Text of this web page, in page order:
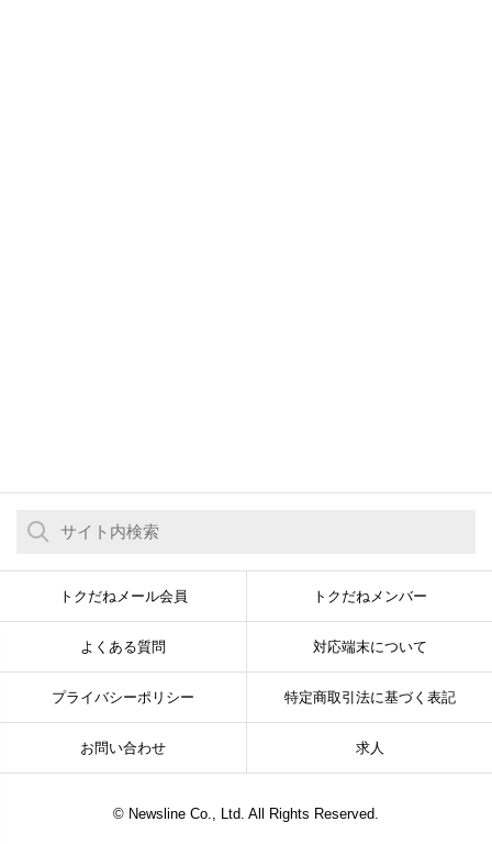
トクだねメール会員 トクだねメンバー
よくある質問 対応端末について
プライバシーポリシー 特定商取引法に基づく表記
お問い合わせ 求人
© Newsline Co., Ltd. All Rights Reserved.